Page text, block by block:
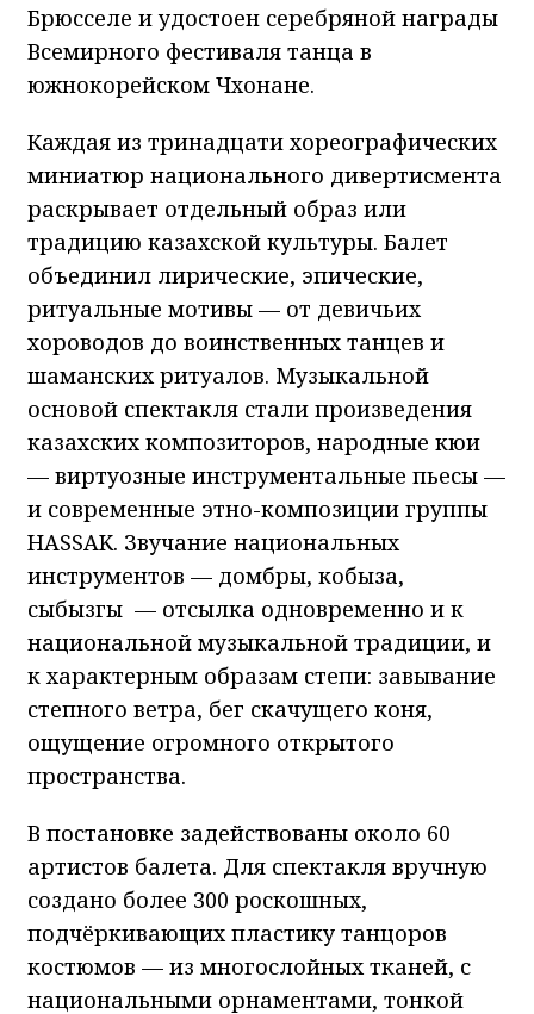
Брюсселе и удостоен серебряной награды
Всемирного фестиваля танца в
южнокорейском Чхонане.
Каждая из тринадцати хореографических
миниатюр национального дивертисмента
раскрывает отдельный образ или
традицию казахской культуры. Балет
объединил лирические, эпические,
ритуальные мотивы — от девичьих
хороводов до воинственных танцев и
шаманских ритуалов. Музыкальной
основой спектакля стали произведения
казахских композиторов, народные кюи
— виртуозные инструментальные пьесы —
и современные этно-композиции группы
HASSAK. Звучание национальных
инструментов — домбры, кобыза,
сыбызгы — отсылка одновременно и к
национальной музыкальной традиции, и
к характерным образам степи: завывание
степного ветра, бег скачущего коня,
ощущение огромного открытого
пространства.
В постановке задействованы около 60
артистов балета. Для спектакля вручную
создано более 300 роскошных,
подчёркивающих пластику танцоров
костюмов — из многослойных тканей, с
национальными орнаментами, тонкой